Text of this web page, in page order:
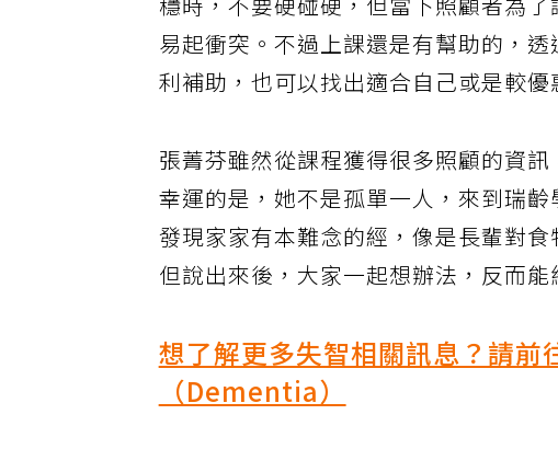
穩時，不要硬碰硬，但當下照顧者為
易起衝突。不過上課還是有幫助的，
利補助，也可以找出適合自己或是較優
張菁芬雖然從課程獲得很多照顧的資
幸運的是，她不是孤單一人，來到瑞
發現家家有本難念的經，像是長輩對
但說出來後，大家一起想辦法，反而
想了解更多失智相關訊息？請前
（Dementia）